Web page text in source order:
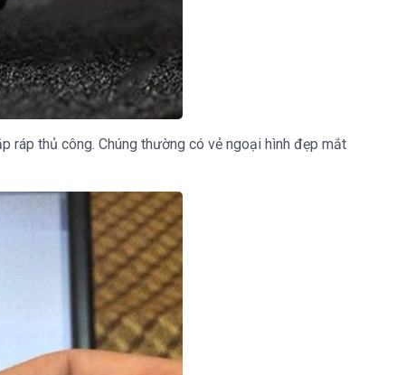
thủ công. Chúng thường có vẻ ngoại hình đẹp mắt